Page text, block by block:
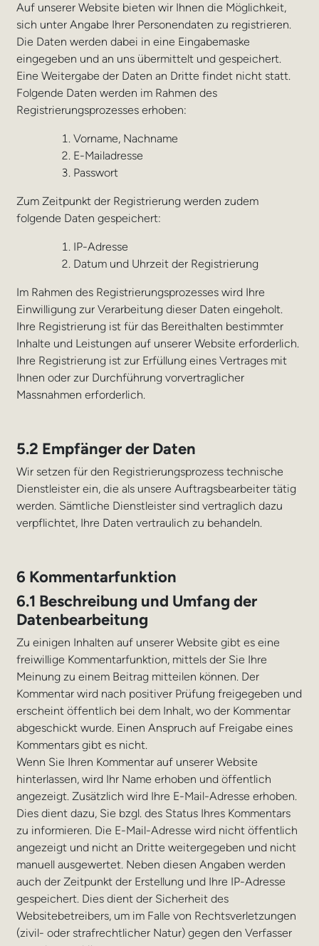
Auf unserer Website bieten wir Ihnen die Möglichkeit,
sich unter Angabe Ihrer Personendaten zu registrieren.
Die Daten werden dabei in eine Eingabemaske
eingegeben und an uns übermittelt und gespeichert.
Eine Weitergabe der Daten an Dritte findet nicht statt.
Folgende Daten werden im Rahmen des
Registrierungsprozesses erhoben:
Vorname, Nachname
E-Mailadresse
Passwort
Zum Zeitpunkt der Registrierung werden zudem
folgende Daten gespeichert:
IP-Adresse
Datum und Uhrzeit der Registrierung
Im Rahmen des Registrierungsprozesses wird Ihre
Einwilligung zur Verarbeitung dieser Daten eingeholt.
Ihre Registrierung ist für das Bereithalten bestimmter
Inhalte und Leistungen auf unserer Website erforderlich.
Ihre Registrierung ist zur Erfüllung eines Vertrages mit
Ihnen oder zur Durchführung vorvertraglicher
Massnahmen erforderlich.
5.2 Empfänger der Daten
Wir setzen für den Registrierungsprozess technische
Dienstleister ein, die als unsere Auftragsbearbeiter tätig
werden. Sämtliche Dienstleister sind vertraglich dazu
verpflichtet, Ihre Daten vertraulich zu behandeln.
6 Kommentarfunktion
6.1 Beschreibung und Umfang der
Datenbearbeitung
Zu einigen Inhalten auf unserer Website gibt es eine
freiwillige Kommentarfunktion, mittels der Sie Ihre
Meinung zu einem Beitrag mitteilen können. Der
Kommentar wird nach positiver Prüfung freigegeben und
erscheint öffentlich bei dem Inhalt, wo der Kommentar
abgeschickt wurde. Einen Anspruch auf Freigabe eines
Kommentars gibt es nicht.
Wenn Sie Ihren Kommentar auf unserer Website
hinterlassen, wird Ihr Name erhoben und öffentlich
angezeigt. Zusätzlich wird Ihre E-Mail-Adresse erhoben.
Dies dient dazu, Sie bzgl. des Status Ihres Kommentars
zu informieren. Die E-Mail-Adresse wird nicht öffentlich
angezeigt und nicht an Dritte weitergegeben und nicht
manuell ausgewertet. Neben diesen Angaben werden
auch der Zeitpunkt der Erstellung und Ihre IP-Adresse
gespeichert. Dies dient der Sicherheit des
Websitebetreibers, um im Falle von Rechtsverletzungen
(zivil- oder strafrechtlicher Natur) gegen den Verfasser